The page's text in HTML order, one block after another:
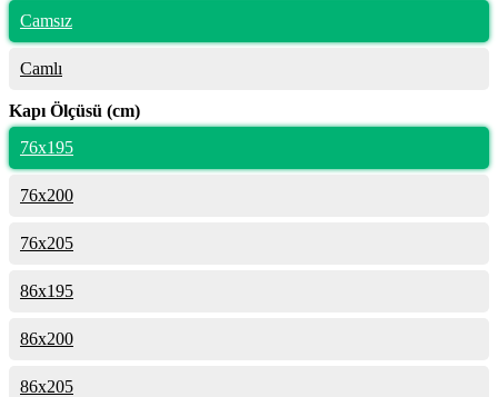
Camsız
Camlı
Kapı Ölçüsü (cm)
76x195
76x200
76x205
86x195
86x200
86x205